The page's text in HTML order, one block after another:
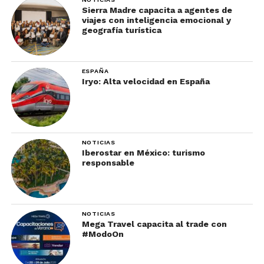
en toda la ciudad: sus desayunos gratuitos. Una
tradición de este gran evento, están disponibles
en múltiples restaurantes y cafeterías de la ciudad.
El platillo estrella son los hot cakes, el alimento
ideal para comenzar un día lleno de diversión.
Foto: Calgary Stampede/Travel Alberta
Si vas en familia, no te pierdas el
Sierra Madre capacita a agentes de
viajes con inteligencia emocional y
geografía turística
ESPAÑA
Iryo: Alta velocidad en España
NOTICIAS
Iberostar en México: turismo
responsable
NOTICIAS
Mega Travel capacita al trade con
#ModoOn